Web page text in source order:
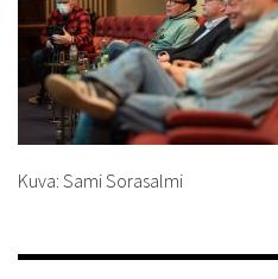
Kuva: Sami Sorasalmi